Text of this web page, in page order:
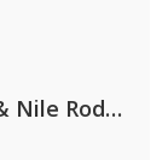
Damiano David, Tyla & Nile Rodgers